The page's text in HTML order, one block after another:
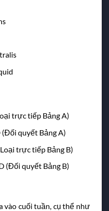
trực tiếp Bảng A)
(Đối quyết Bảng A)
trực tiếp Bảng B)
(Đối quyết Bảng B)
vào cuối tuần, cụ thể như